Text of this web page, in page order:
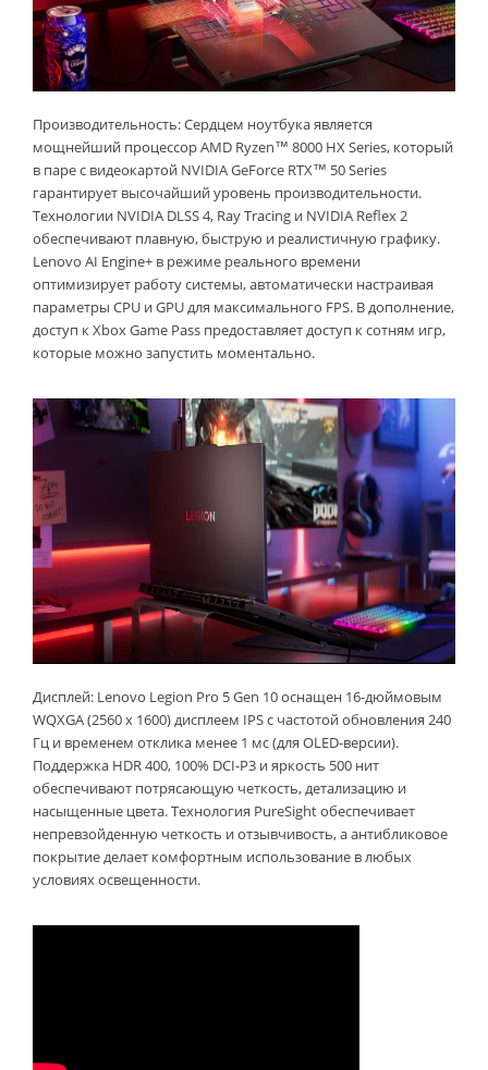
Производительность: Сердцем ноутбука является
мощнейший процессор AMD Ryzen™ 8000 HX Series, который
в паре с видеокартой NVIDIA GeForce RTX™ 50 Series
гарантирует высочайший уровень производительности.
Технологии NVIDIA DLSS 4, Ray Tracing и NVIDIA Reflex 2
обеспечивают плавную, быструю и реалистичную графику.
Lenovo AI Engine+ в режиме реального времени
оптимизирует работу системы, автоматически настраивая
параметры CPU и GPU для максимального FPS. В дополнение,
доступ к Xbox Game Pass предоставляет доступ к сотням игр,
которые можно запустить моментально.
Дисплей: Lenovo Legion Pro 5 Gen 10 оснащен 16-дюймовым
WQXGA (2560 x 1600) дисплеем IPS с частотой обновления 240
Гц и временем отклика менее 1 мс (для OLED-версии).
Поддержка HDR 400, 100% DCI-P3 и яркость 500 нит
обеспечивают потрясающую четкость, детализацию и
насыщенные цвета. Технология PureSight обеспечивает
непревзойденную четкость и отзывчивость, а антибликовое
покрытие делает комфортным использование в любых
условиях освещенности.